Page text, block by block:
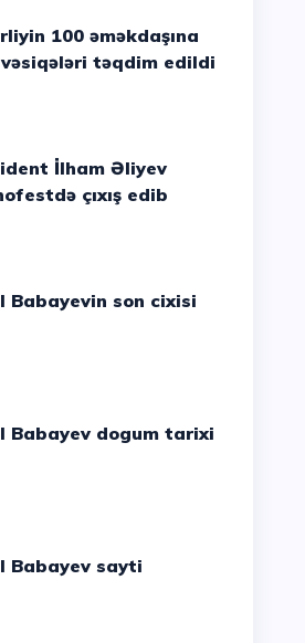
vəsiqələri təqdim edildi
çıxış edib
Babayevin son cixisi
Babayev dogum tarixi
Babayev sayti